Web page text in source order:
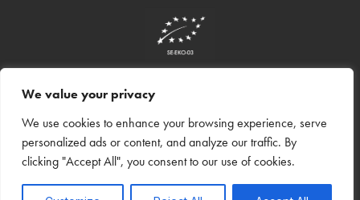
We value your privacy
We use cookies to enhance your browsing experience, serve
personalized ads or content, and analyze our traffic. By
clicking "Accept All", you consent to our use of cookies.
Copyright © 2026Englamust